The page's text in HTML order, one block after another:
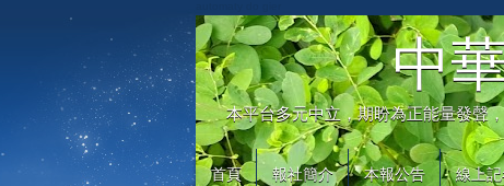
中
本平台多元中立，期盼為正能量發聲
首頁 報社簡介 本報公告 線上